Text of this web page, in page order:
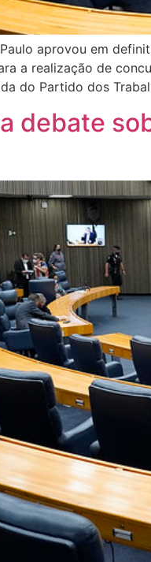
aprovou em
a realização de
do Partido dos
debate